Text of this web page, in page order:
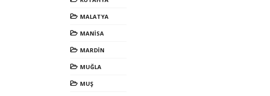
MALATYA
MANİSA
MARDİN
MUĞLA
MUŞ